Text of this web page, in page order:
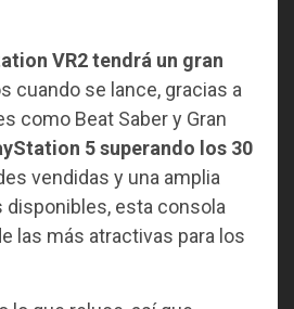
VR2 tendrá un gran
cuando se lance, gracias a
como Beat Saber y Gran
5 superando los 30
vendidas y una amplia
disponibles, esta consola
las más atractivas para los